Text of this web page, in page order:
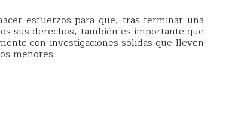
esfuerzos para que, tras terminar una
sus derechos, también es importante que
con investigaciones sólidas que lleven
menores.